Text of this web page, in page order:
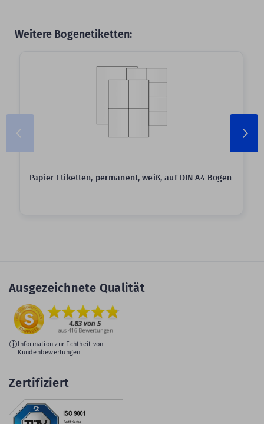
Weitere Bogenetiketten:
Papier Etiketten, permanent, weiß, auf DIN A4 Bogen
Ausgezeichnete Qualität
Information zur Echtheit von
Kundenbewertungen
Zertifiziert